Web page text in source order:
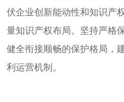
伏企业创新能动性和知识产
量知识产权布局。坚持严格
健全衔接顺畅的保护格局，